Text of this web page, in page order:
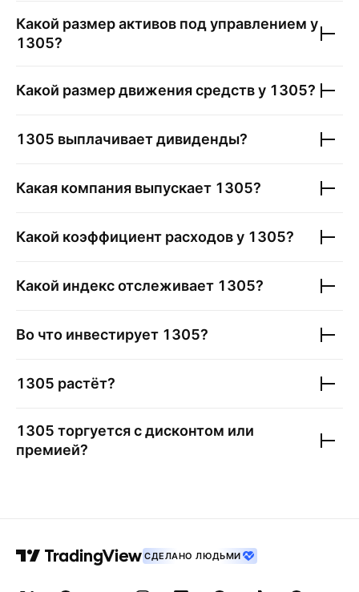
Какой размер активов под управлением у
1305?
Какой размер движения средств у 1305?
1305 выплачивает дивиденды?
Какая компания выпускает 1305?
Какой коэффициент расходов у 1305?
Какой индекс отслеживает 1305?
Во что инвестирует 1305?
1305 растёт?
1305 торгуется с дисконтом или
премией?
СДЕЛАНО ЛЮДЬМИ